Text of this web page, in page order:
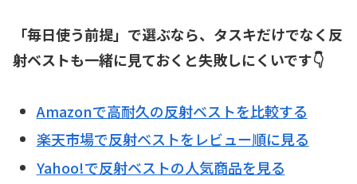
「毎日使う前提」で選ぶなら、タスキだけでなく反
射ベストも一緒に見ておくと失敗しにくいです👇
Amazonで高耐久の反射ベストを比較する
楽天市場で反射ベストをレビュー順に見る
Yahoo!で反射ベストの人気商品を見る